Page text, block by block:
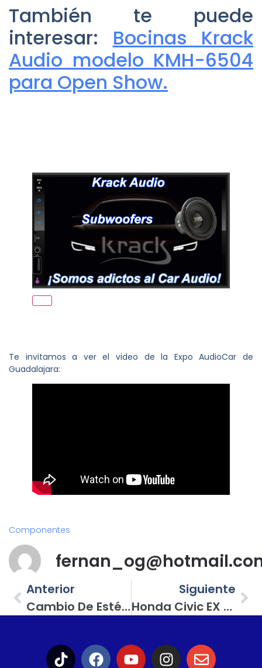
También te puede
interesar: Bocinas Krack
Audio modelo KMH-6504
para Open Show.
Te invitamos a ver el video de la Expo AudioCar de
Guadalajara:
Componentes
Anterior
Cambio De Estéreo En Nissan Sentra 2006; Las Nuevas Unidades Principales Ofrecen Conexión Multimedia
Siguiente
Honda Civic EX Con Sonido De Alta Gama